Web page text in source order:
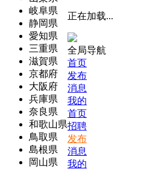
岐阜県
静岡県
愛知県
三重県
滋賀県
京都府
大阪府
兵庫県
奈良県
和歌山県
鳥取県
島根県
岡山県
正在加载...
全局导航
首页
发布
消息
我的
首页
招聘
发布
消息
我的